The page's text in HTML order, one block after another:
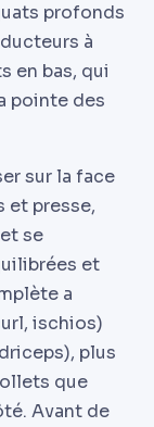
profonds
à
en bas, qui
pointe des
sur la face
et presse,
se
et
a
ischios)
plus
que
Avant de